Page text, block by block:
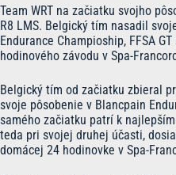
Team WRT na začiatku svojho
R8 LMS. Belgický tím nasadil
Endurance Champioship, FFSA
hodinového závodu v Spa-
Belgický tím od začiatku zbieral
svoje pôsobenie v Blancpain
samého začiatku patrí k
teda pri svojej druhej účasti,
domácej 24 hodinovke v Spa-